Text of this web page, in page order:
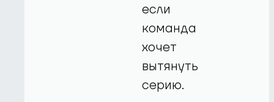
если
команда
хочет
вытянуть
серию.